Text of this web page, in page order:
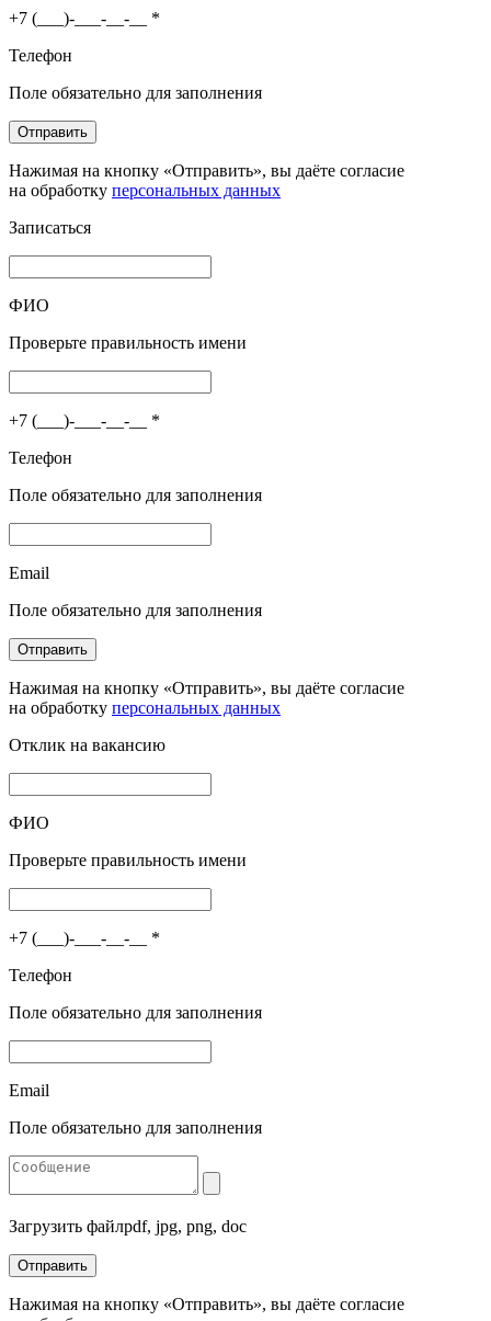
+7 (___)-___-__-__ *
Телефон
Поле обязательно для заполнения
Отправить
Нажимая на кнопку «Отправить», вы даёте согласие
на обработку персональных данных
Записаться
ФИО
Проверьте правильность имени
+7 (___)-___-__-__ *
Телефон
Поле обязательно для заполнения
Email
Поле обязательно для заполнения
Отправить
Нажимая на кнопку «Отправить», вы даёте согласие
на обработку персональных данных
Отклик на вакансию
ФИО
Проверьте правильность имени
+7 (___)-___-__-__ *
Телефон
Поле обязательно для заполнения
Email
Поле обязательно для заполнения
Загрузить файлpdf, jpg, png, doc
Отправить
Нажимая на кнопку «Отправить», вы даёте согласие